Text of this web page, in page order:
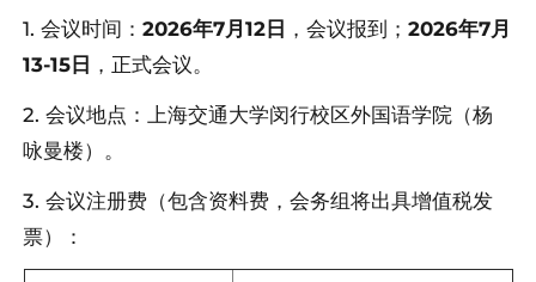
1. 会议时间：2026年7月12日 ，会议报到；2026年7月
13-15日 ，正式会议。
2. 会议地点：上海交通大学闵行校区外国语学院（杨
咏曼楼）。
3. 会议注册费（包含资料费，会务组将出具增值税发
票）：